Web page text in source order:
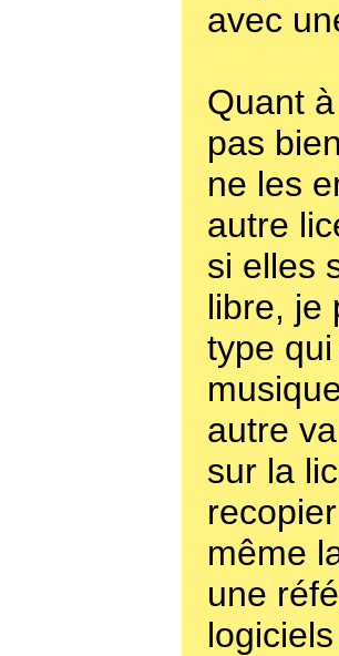
avec
Quant
pas
ne les
autre
si elles
libre, je
type
autre
sur la
même
une